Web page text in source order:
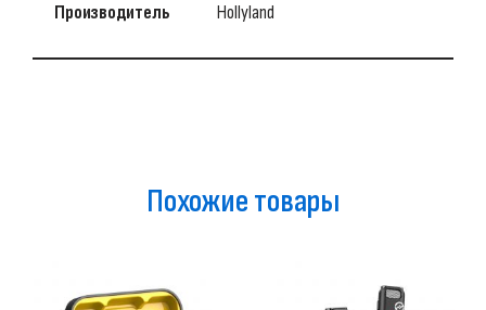
Производитель Hollyland
Похожие товары